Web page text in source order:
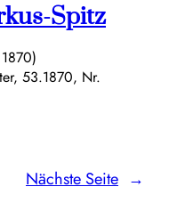
Spitz
53.1870, Nr.
Nächste Seite →